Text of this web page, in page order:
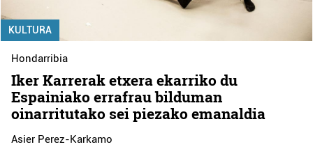
KULTURA
Hondarribia
Iker Karrerak etxera ekarriko du
Espainiako errafrau bilduman
oinarritutako sei piezako emanaldia
Asier Perez-Karkamo